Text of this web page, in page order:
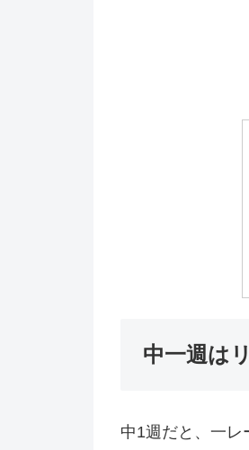
中一週は
中1週だと、一